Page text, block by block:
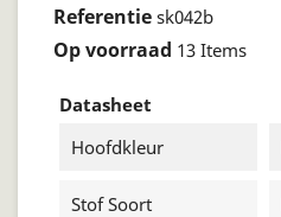
Referentie sk042b
Op voorraad 13 Items
Datasheet
Hoofdkleur
Stof Soort